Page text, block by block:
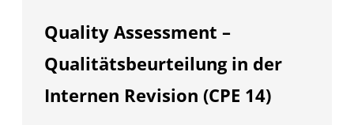
Quality Assessment –
Qualitätsbeurteilung in der
Internen Revision (CPE 14)